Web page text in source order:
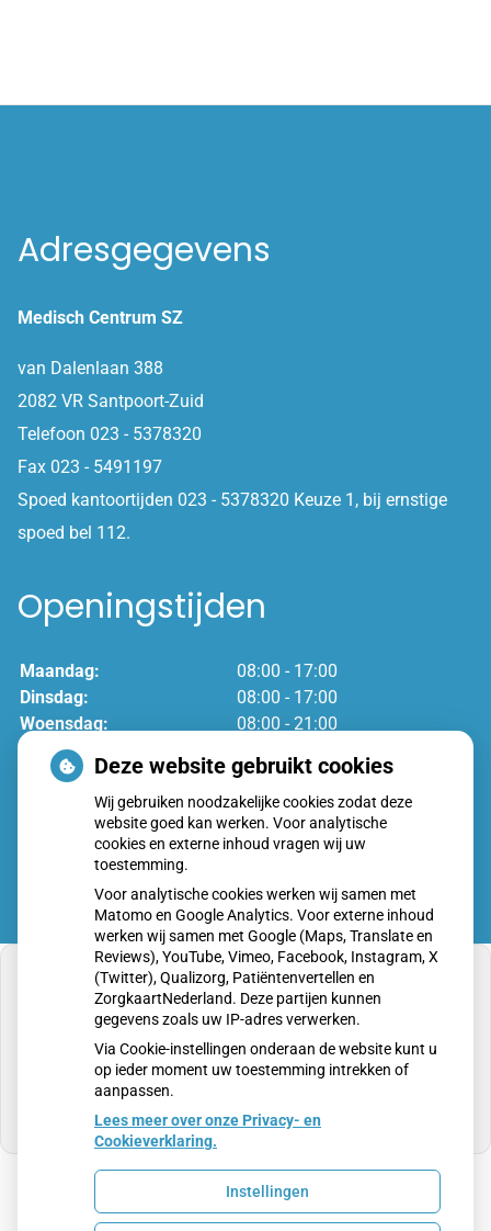
Adresgegevens
Medisch Centrum SZ
van Dalenlaan 388
2082 VR Santpoort-Zuid
Telefoon 023 - 5378320
Fax 023 - 5491197
Spoed kantoortijden 023 - 5378320 Keuze 1, bij ernstige
spoed bel 112.
Openingstijden
Maandag:
08:00 - 17:00
Dinsdag:
08:00 - 17:00
Woensdag:
08:00 - 21:00
Donderdag:
Vrijdag:
08:00 - 17:00
U heeft geen toestemming gegeven voor
externe inhoud die nodig is om dit te zien.
Cookie-instellingen wijzigen
Deze website gebruikt cookies
Wij gebruiken noodzakelijke cookies zodat deze
website goed kan werken. Voor analytische
cookies en externe inhoud vragen wij uw
toestemming.
Voor analytische cookies werken wij samen met
Matomo en Google Analytics. Voor externe inhoud
werken wij samen met Google (Maps, Translate en
Reviews), YouTube, Vimeo, Facebook, Instagram, X
(Twitter), Qualizorg, Patiëntenvertellen en
ZorgkaartNederland. Deze partijen kunnen
gegevens zoals uw IP-adres verwerken.
Via Cookie-instellingen onderaan de website kunt u
op ieder moment uw toestemming intrekken of
aanpassen.
Lees meer over onze Privacy- en
Cookieverklaring.
Instellingen